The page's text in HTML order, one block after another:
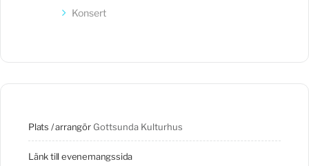
Konsert
Plats / arrangör Gottsunda Kulturhus
Länk till evenemangssida